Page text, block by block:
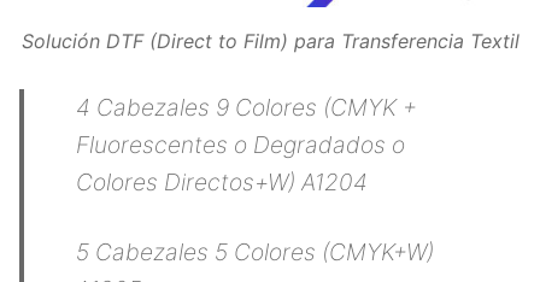
Solución DTF (Direct to Film) para Transferencia Textil
4 Cabezales 9 Colores (CMYK +
Fluorescentes o Degradados o
Colores Directos+W) A1204
5 Cabezales 5 Colores (CMYK+W)